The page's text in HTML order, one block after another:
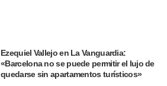
Ezequiel Vallejo en La Vanguardia:
«Barcelona no se puede permitir el lujo de
quedarse sin apartamentos turísticos»